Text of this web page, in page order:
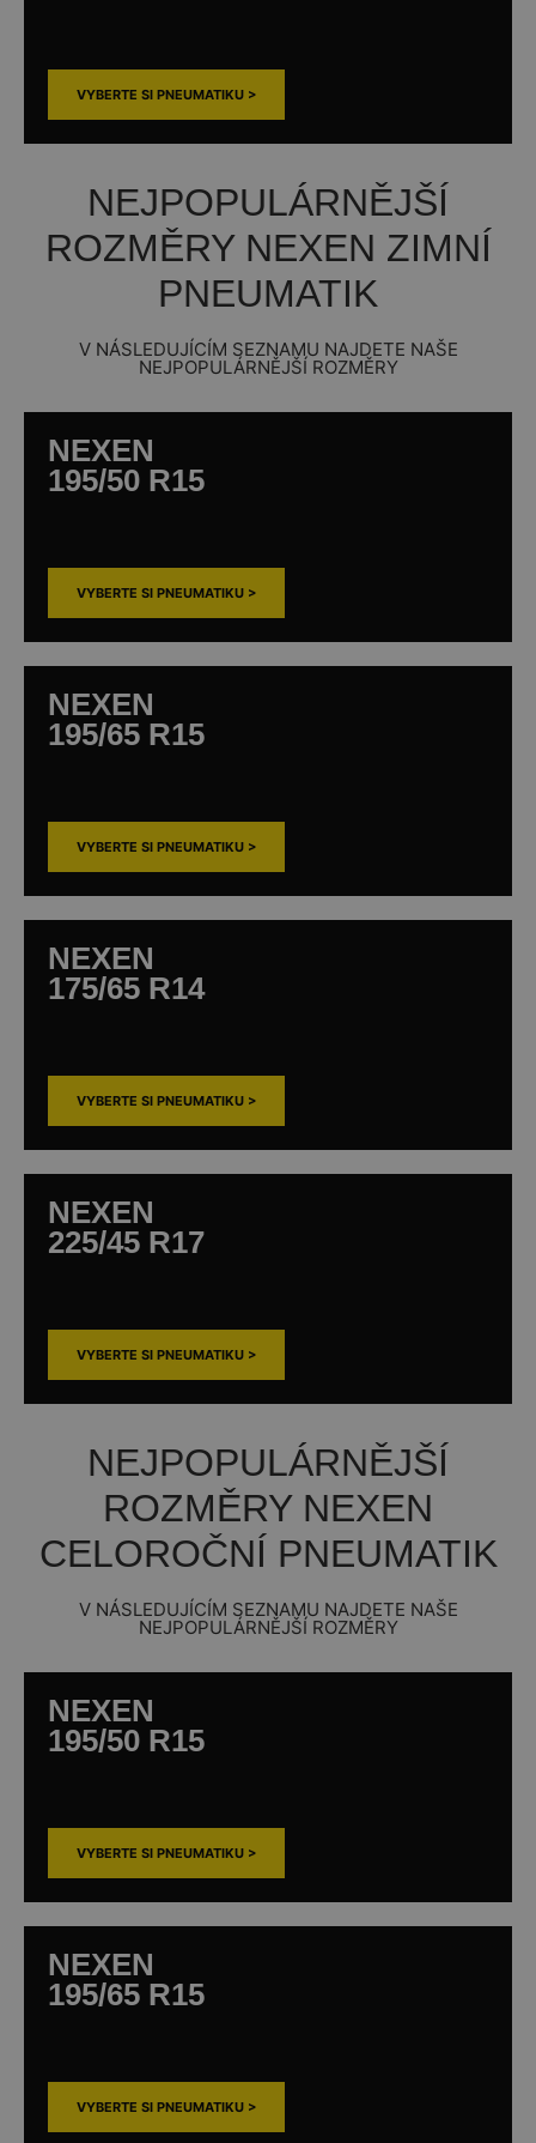
VYBERTE SI PNEUMATIKU >
NEJPOPULÁRNĚJŠÍ
ROZMĚRY NEXEN ZIMNÍ
PNEUMATIK
V NÁSLEDUJÍCÍM SEZNAMU NAJDETE NAŠE
NEJPOPULÁRNĚJŠÍ ROZMĚRY
NEXEN
195/50 R15
VYBERTE SI PNEUMATIKU >
NEXEN
195/65 R15
VYBERTE SI PNEUMATIKU >
NEXEN
175/65 R14
VYBERTE SI PNEUMATIKU >
NEXEN
225/45 R17
VYBERTE SI PNEUMATIKU >
NEJPOPULÁRNĚJŠÍ
ROZMĚRY NEXEN
CELOROČNÍ PNEUMATIK
V NÁSLEDUJÍCÍM SEZNAMU NAJDETE NAŠE
NEJPOPULÁRNĚJŠÍ ROZMĚRY
NEXEN
195/50 R15
VYBERTE SI PNEUMATIKU >
NEXEN
195/65 R15
VYBERTE SI PNEUMATIKU >